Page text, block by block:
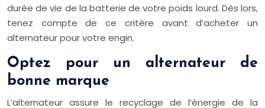
durée de vie de la batterie de votre poids lourd. Dès lors,
tenez compte de ce critère avant d’acheter un
alternateur pour votre engin.
Optez pour un alternateur de
bonne marque
L’alternateur assure le recyclage de l’énergie de la